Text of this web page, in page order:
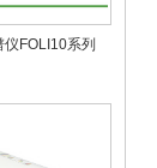
仪FOLI10系列